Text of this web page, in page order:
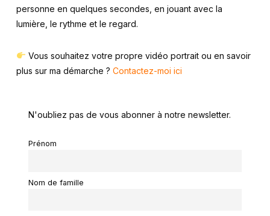
personne en quelques secondes, en jouant avec la
lumière, le rythme et le regard.
Vous souhaitez votre propre vidéo portrait ou en savoir
plus sur ma démarche ? Contactez-moi ici
N'oubliez pas de vous abonner à notre newsletter.
Prénom
Nom de famille